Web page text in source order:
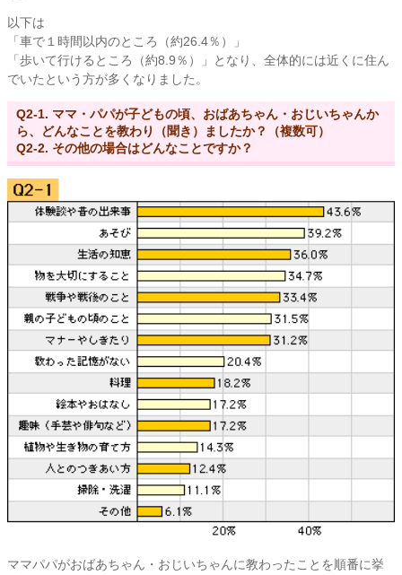
以下は
「車で１時間以内のところ（約26.4％）」
「歩いて行けるところ（約8.9％）」となり、全体的には近くに住ん
でいたという方が多くなりました。
Q2-1. ママ・パパが子どもの頃、おばあちゃん・おじいちゃんか
ら、どんなことを教わり（聞き）ましたか？（複数可）
Q2-2. その他の場合はどんなことですか？
ママパパがおばあちゃん・おじいちゃんに教わったことを順番に挙